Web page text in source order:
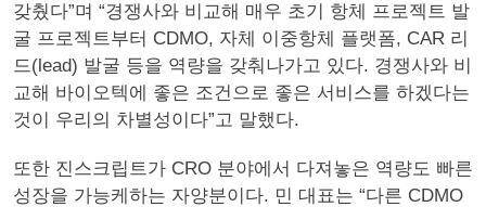
갖췄다”며 “경쟁사와 비교해 매우 초기 항체 프로젝트 발
굴 프로젝트부터 CDMO, 자체 이중항체 플랫폼, CAR 리
드(lead) 발굴 등을 역량을 갖춰나가고 있다. 경쟁사와 비
교해 바이오텍에 좋은 조건으로 좋은 서비스를 하겠다는
것이 우리의 차별성이다”고 말했다.
또한 진스크립트가 CRO 분야에서 다져놓은 역량도 빠른
성장을 가능케하는 자양분이다. 민 대표는 “다른 CDMO